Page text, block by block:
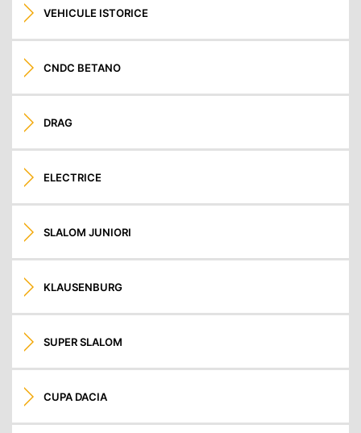
VEHICULE ISTORICE
CNDC BETANO
DRAG
ELECTRICE
SLALOM JUNIORI
KLAUSENBURG
SUPER SLALOM
CUPA DACIA